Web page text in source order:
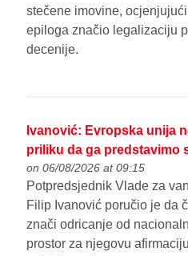
stečene imovine,
epiloga značio legalizaciju
decenije.
Ivanović: Evropska unija
priliku da ga predstavimo
on 06/08/2026 at 09:15
Potpredsjednik Vlade za
Filip Ivanović poručio je da
znači odricanje od
prostor za njegovu